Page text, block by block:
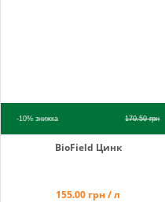
-10%знижка 170.50грн
BioField Цинк
155.00 грн / л